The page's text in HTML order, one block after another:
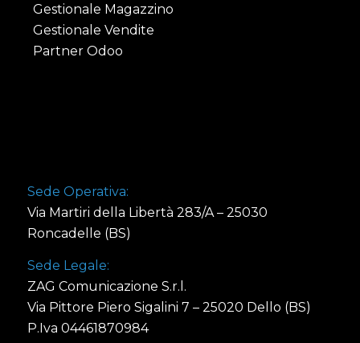
Gestionale Magazzino
Gestionale Vendite
Partner Odoo
Sede Operativa:
Via Martiri della Libertà 283/A – 25030
Roncadelle (BS)
Sede Legale:
ZAG Comunicazione S.r.l.
Via Pittore Piero Sigalini 7 – 25020 Dello (BS)
P.Iva 04461870984